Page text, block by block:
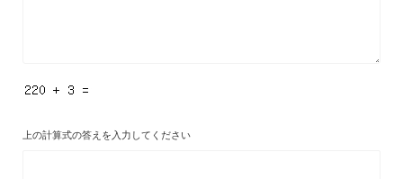
上の計算式の答えを入力してください